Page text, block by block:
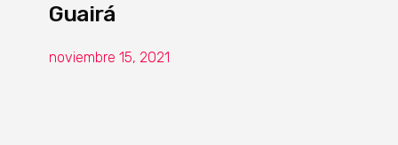
Guairá
noviembre 15, 2021